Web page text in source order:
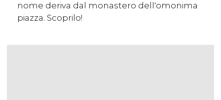
nome deriva dal monastero dell'omonima
piazza. Scoprilo!